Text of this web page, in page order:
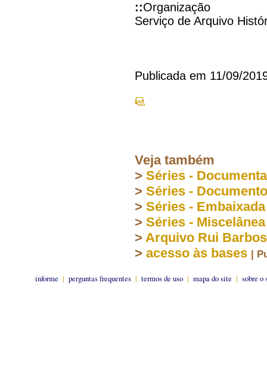
::Organização
Serviço de Arquivo
Publicada em 11/09/
Veja também
> Séries -
> Séries -
> Séries -
> Séries - Miscelânea
> Arquivo Rui
> acesso às bases |
informe | perguntas frequentes | termos de uso | mapa do site | sobre o